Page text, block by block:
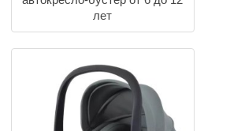
лет